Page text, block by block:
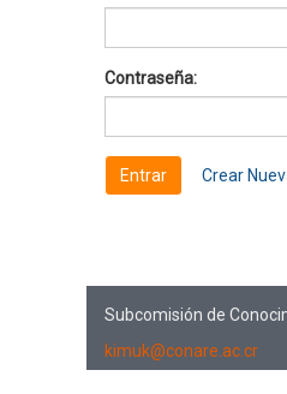
Contraseña:
Crear
Subcomisión de
kimuk@conare.ac.cr